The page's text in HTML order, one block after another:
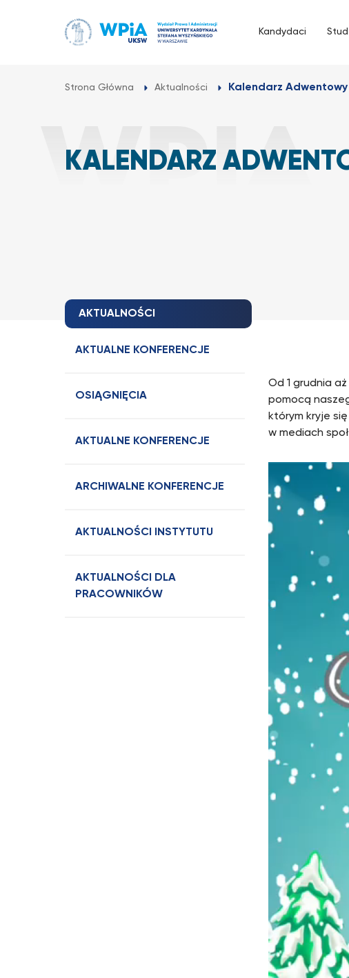
Kandydaci
Strona Główna Aktualności Kalendarz Adwentowy
KALENDARZ
AKTUALNOŚCI
AKTUALNE KONFERENCJE
OSIĄGNIĘCIA
AKTUALNE KONFERENCJE
ARCHIWALNE KONFERENCJE
AKTUALNOŚCI INSTYTUTU
AKTUALNOŚCI DLA
PRACOWNIKÓW
Od 1 grudnia
pomocą
którym kryje
w mediach